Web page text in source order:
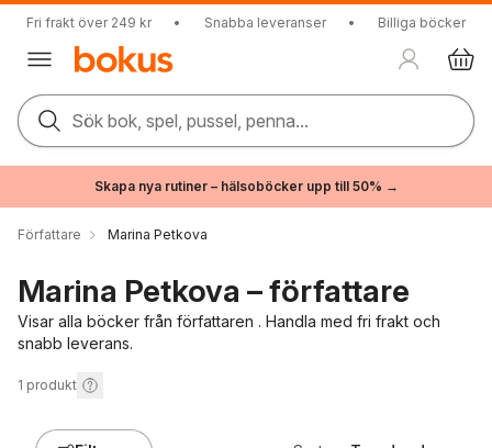
Fri frakt över 249 kr • Snabba leveranser • Billiga böcker
Sök bok, spel, pussel, penna...
Skapa nya rutiner – hälsoböcker upp till 50% →
Författare Marina Petkova
Marina Petkova – författare
Visar alla böcker från författaren . Handla med fri frakt och
snabb leverans.
1 produkt